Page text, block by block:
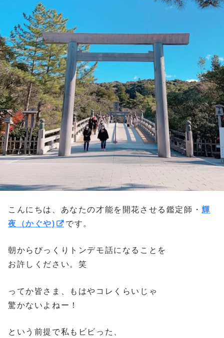
こんにちは、あなたの才能を開花させる鑑定師・輝
夜（かぐや)
です。
朝からびっくりトンデモ話になることを
お許しください。笑
ってか皆さま、もはやコレくらいじゃ
驚かないよねー！
という前提で私もビビった、